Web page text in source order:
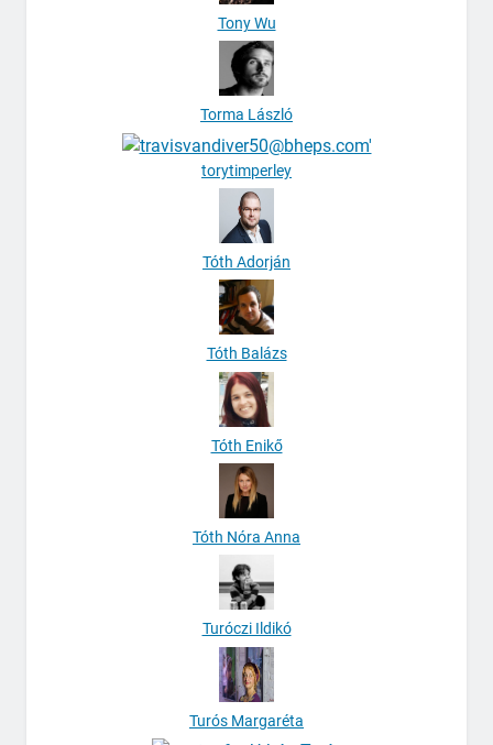
Tony Wu
Torma László
torytimperley
Tóth Adorján
Tóth Balázs
Tóth Enikő
Tóth Nóra Anna
Turóczi Ildikó
Turós Margaréta